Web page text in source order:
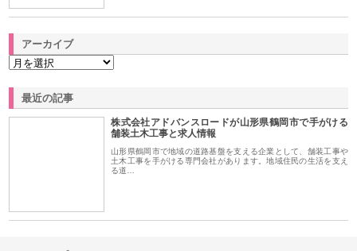
アーカイブ
最近の記事
株式会社アドバンスロードが山形県鶴岡市で手がける
舗装土木工事と求人情報
山形県鶴岡市で地域の道路基盤を支える企業として、舗装工事や
土木工事を手がける専門会社があります。地域住民の生活を支え
る道…